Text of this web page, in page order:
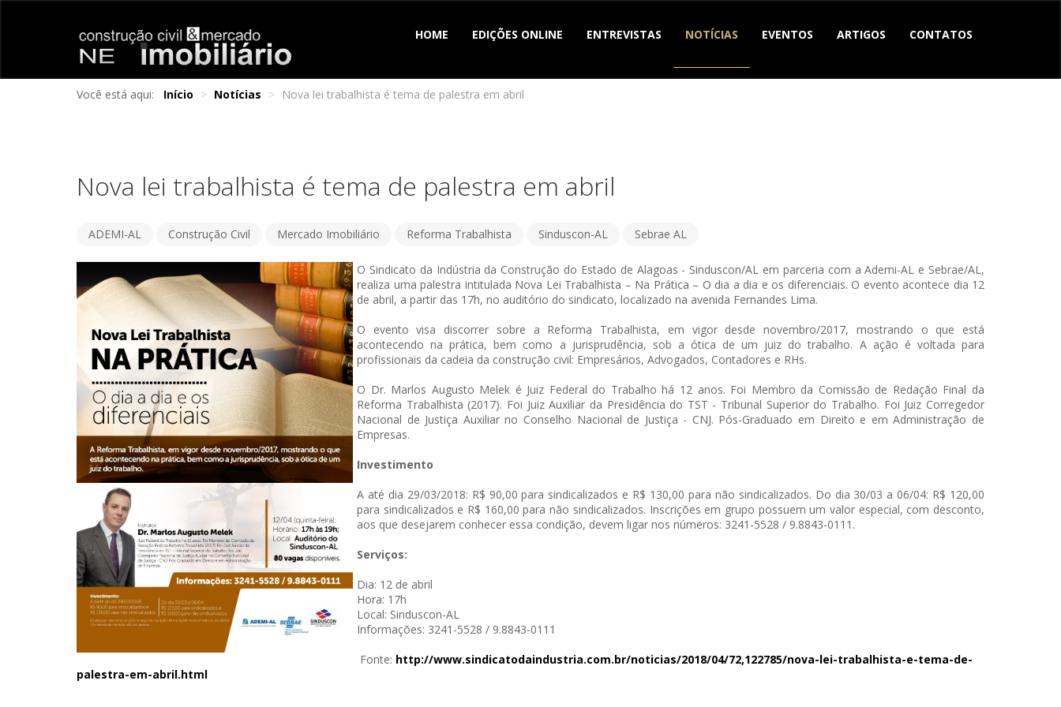
HOME EDIÇÕES ONLINE ENTREVISTAS NOTÍCIAS EVENTOS ARTIGOS CONTATOS
Você está aqui: Início > Notícias > Nova lei trabalhista é tema de palestra em abril
Nova lei trabalhista é tema de palestra em abril
ADEMI-AL Construção Civil Mercado Imobiliário Reforma Trabalhista Sinduscon-AL Sebrae AL
O Sindicato da Indústria da Construção do Estado de Alagoas - Sinduscon/AL em parceria com a Ademi-AL e Sebrae/AL,
realiza uma palestra intitulada Nova Lei Trabalhista – Na Prática – O dia a dia e os diferenciais. O evento acontece dia 12
de abril, a partir das 17h, no auditório do sindicato, localizado na avenida Fernandes Lima.
O evento visa discorrer sobre a Reforma Trabalhista, em vigor desde novembro/2017, mostrando o que está
acontecendo na prática, bem como a jurisprudência, sob a ótica de um juiz do trabalho. A ação é voltada para
profissionais da cadeia da construção civil: Empresários, Advogados, Contadores e RHs.
O Dr. Marlos Augusto Melek é Juiz Federal do Trabalho há 12 anos. Foi Membro da Comissão de Redação Final da
Reforma Trabalhista (2017). Foi Juiz Auxiliar da Presidência do TST - Tribunal Superior do Trabalho. Foi Juiz Corregedor
Nacional de Justiça Auxiliar no Conselho Nacional de Justiça - CNJ. Pós-Graduado em Direito e em Administração de
Empresas.
Investimento
A até dia 29/03/2018: R$ 90,00 para sindicalizados e R$ 130,00 para não sindicalizados. Do dia 30/03 a 06/04: R$ 120,00
para sindicalizados e R$ 160,00 para não sindicalizados. Inscrições em grupo possuem um valor especial, com desconto,
aos que desejarem conhecer essa condição, devem ligar nos números: 3241-5528 / 9.8843-0111.
Serviços:
Dia: 12 de abril
Hora: 17h
Local: Sinduscon-AL
Informações: 3241-5528 / 9.8843-0111
Fonte: http://www.sindicatodaindustria.com.br/noticias/2018/04/72,122785/nova-lei-trabalhista-e-tema-de-
palestra-em-abril.html